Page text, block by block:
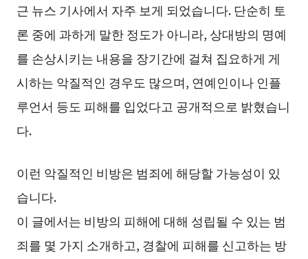
근 뉴스 기사에서 자주 보게 되었습니다. 단순히 토
론 중에 과하게 말한 정도가 아니라, 상대방의 명예
를 손상시키는 내용을 장기간에 걸쳐 집요하게 게
시하는 악질적인 경우도 많으며, 연예인이나 인플
루언서 등도 피해를 입었다고 공개적으로 밝혔습니
다.
이런 악질적인 비방은 범죄에 해당할 가능성이 있
습니다.
이 글에서는 비방의 피해에 대해 성립될 수 있는 범
죄를 몇 가지 소개하고, 경찰에 피해를 신고하는 방